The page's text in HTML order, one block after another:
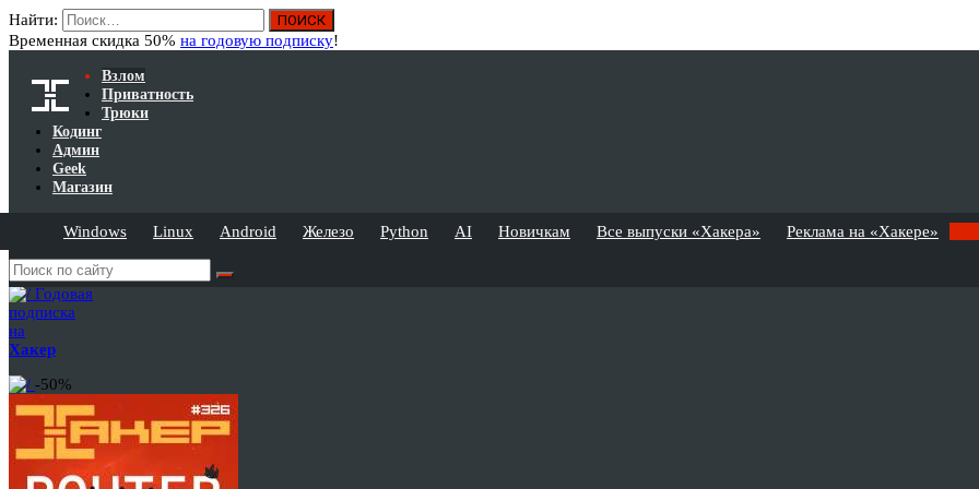
Найти:
Временная скидка 50% на годовую подписку!
Взлом
Приватность
Трюки
Кодинг
Админ
Geek
Магазин
Windows Linux Android Железо Python AI Новичкам Все выпуски «Хакера» Реклама на «Хакере»
Годовая
подписка
на
Хакер
-50%